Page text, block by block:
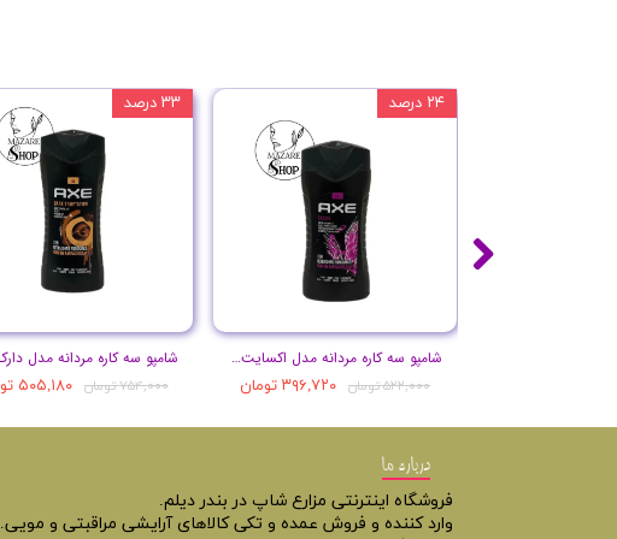
۷۵۴,۰۰۰ تومان ۵۰۵,۱۸۰ تومان
۳۳ درصد
شامپو سه کاره مردانه مدل اکسایت حجم 250 میل
۵۲۲,۰۰۰ تومان ۳۹۶,۷۲۰ تومان
۲۴ درصد
درباره ما
فروشگاه اینترنتی مزارع شاپ در بندر دیلم.
وارد کننده و فروش عمده و تکی کالاهای آرایشی مراقبتی و مویی.